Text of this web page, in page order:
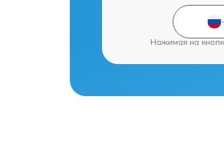
Нажимая на